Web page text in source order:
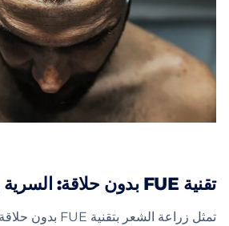
تقنية FUE بدون حلاقة: السرية والفعالية